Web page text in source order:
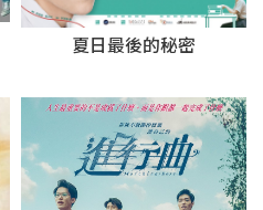
夏日最後的秘密